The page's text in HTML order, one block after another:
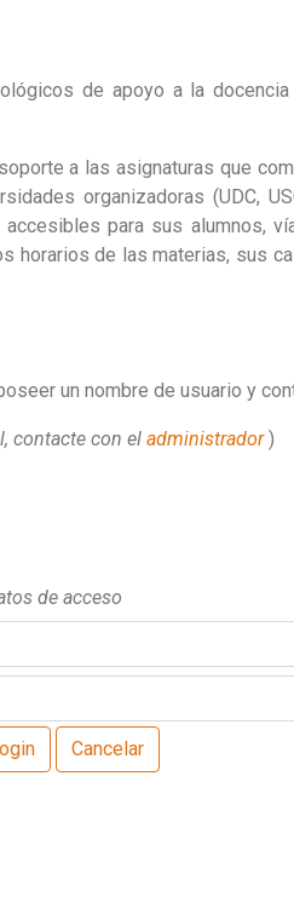
de apoyo a la docencia
a las asignaturas que
organizadoras (UDC,
para sus alumnos,
horarios de las materias, sus
un nombre de usuario y
contacte con el administrador)
de acceso